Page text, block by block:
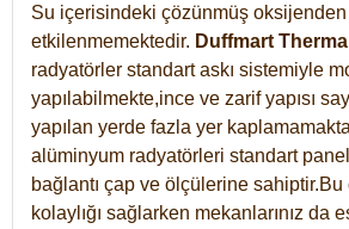
Su içerisindeki çözünmüş oksijenden
etkilenmemektedir. Duffmart Therma
radyatörler standart askı sistemiyle
yapılabilmekte,ince ve zarif yapısı
yapılan yerde fazla yer
alüminyum radyatörleri standart
bağlantı çap ve ölçülerine
kolaylığı sağlarken mekanlarınız da